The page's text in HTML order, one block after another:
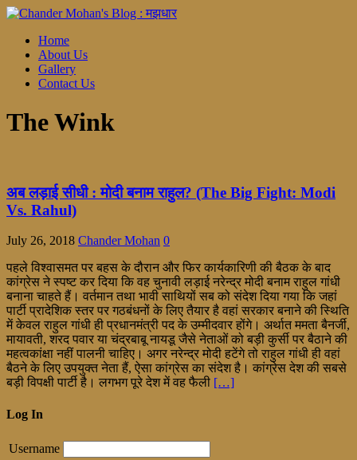
Home
About Us
Gallery
Contact Us
The Wink
अब लड़ाई सीधी : मोदी बनाम राहुल? (The Big Fight: Modi
Vs. Rahul)
July 26, 2018 Chander Mohan 0
पहले विश्वासमत पर बहस के दौरान और फिर कार्यकारिणी की बैठक के बाद
कांग्रेस ने स्पष्ट कर दिया कि वह चुनावी लड़ाई नरेन्द्र मोदी बनाम राहुल गांधी
बनाना चाहते हैं। वर्तमान तथा भावी साथियों सब को संदेश दिया गया कि जहां
पार्टी प्रादेशिक स्तर पर गठबंधनों के लिए तैयार है वहां सरकार बनाने की स्थिति
में केवल राहुल गांधी ही प्रधानमंत्री पद के उम्मीदवार होंगे। अर्थात ममता बैनर्जी,
मायावती, शरद पवार या चंद्रबाबू नायडू जैसे नेताओं को बड़ी कुर्सी पर बैठाने की
महत्वकांक्षा नहीं पालनी चाहिए। अगर नरेन्द्र मोदी हटेंगे तो राहुल गांधी ही वहां
बैठने के लिए उपयुक्त नेता हैं, ऐसा कांग्रेस का संदेश है। कांग्रेस देश की सबसे
बड़ी विपक्षी पार्टी है। लगभग पूरे देश में वह फैली […]
Log In
Username